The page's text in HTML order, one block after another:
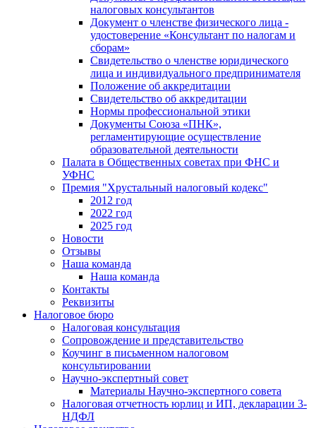
налоговых консультантов
Документ о членстве физического лица -
удостоверение «Консультант по налогам и
сборам»
Свидетельство о членстве юридического
лица и индивидуального предпринимателя
Положение об аккредитации
Свидетельство об аккредитации
Нормы профессиональной этики
Документы Союза «ПНК»,
регламентирующие осуществление
образовательной деятельности
Палата в Общественных советах при ФНС и
УФНС
Премия "Хрустальный налоговый кодекс"
2012 год
2022 год
2025 год
Новости
Отзывы
Наша команда
Наша команда
Контакты
Реквизиты
Налоговое бюро
Налоговая консультация
Cопровождение и представительство
Коучинг в письменном налоговом
консультировании
Научно-экспертный совет
Материалы Научно-экспертного совета
Налоговая отчетность юрлиц и ИП, декларации 3-
НДФЛ